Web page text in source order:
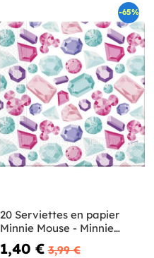
-65%
20 Serviettes en papier
Minnie Mouse - Minnie
Party Gem
1,40 € 3,99 €